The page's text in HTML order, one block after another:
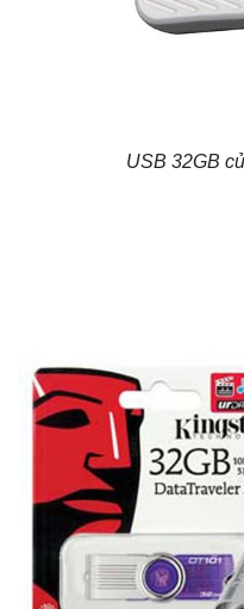
USB 32GB